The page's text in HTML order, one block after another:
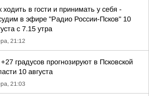
ходить в гости и принимать у себя -
в эфире "Радио России-Псков" 10
с 7.15 утра
21:12
градусов прогнозируют в Псковской
10 августа
21:03